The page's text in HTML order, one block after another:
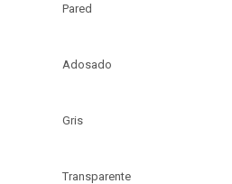
Pared
Adosado
Gris
Transparente